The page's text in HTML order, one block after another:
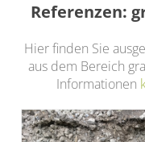
Referenzen:
Hier finden Sie
aus dem Bereich
Informationen